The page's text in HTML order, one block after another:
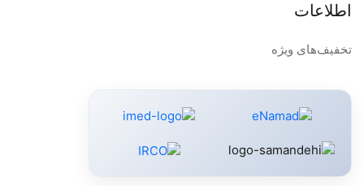
اطلاعات
تخفیف‌های ویژه